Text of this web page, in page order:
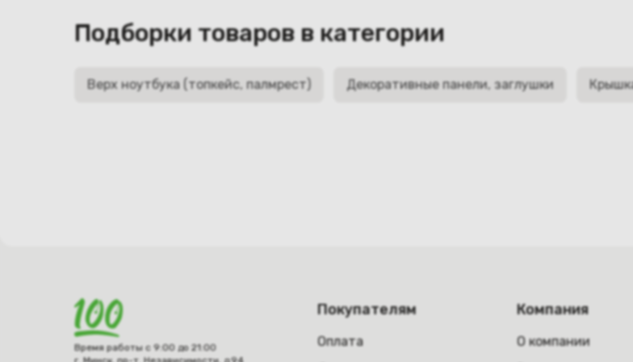
Подборки товаров в категории
Верх ноутбука (топкейс, палмрест) Декоративные панели, заглушки
Время работы с 9:00 до 21:00
Покупателям
Оплата
Компания
О компании